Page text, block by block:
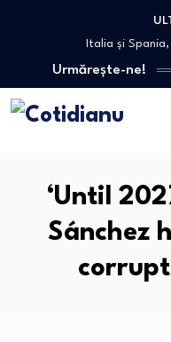
Eugen Tomac:
Italia și
Zelenski
AUR și
Stresul NATO
Urmărește-ne!
‘Until
Sánchez